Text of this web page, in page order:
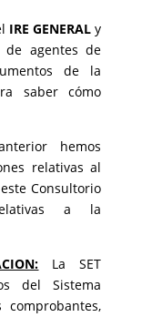
IRE GENERAL y
agentes de
de la
saber cómo
hemos
relativas al
Consultorio
a la
La SET
del Sistema